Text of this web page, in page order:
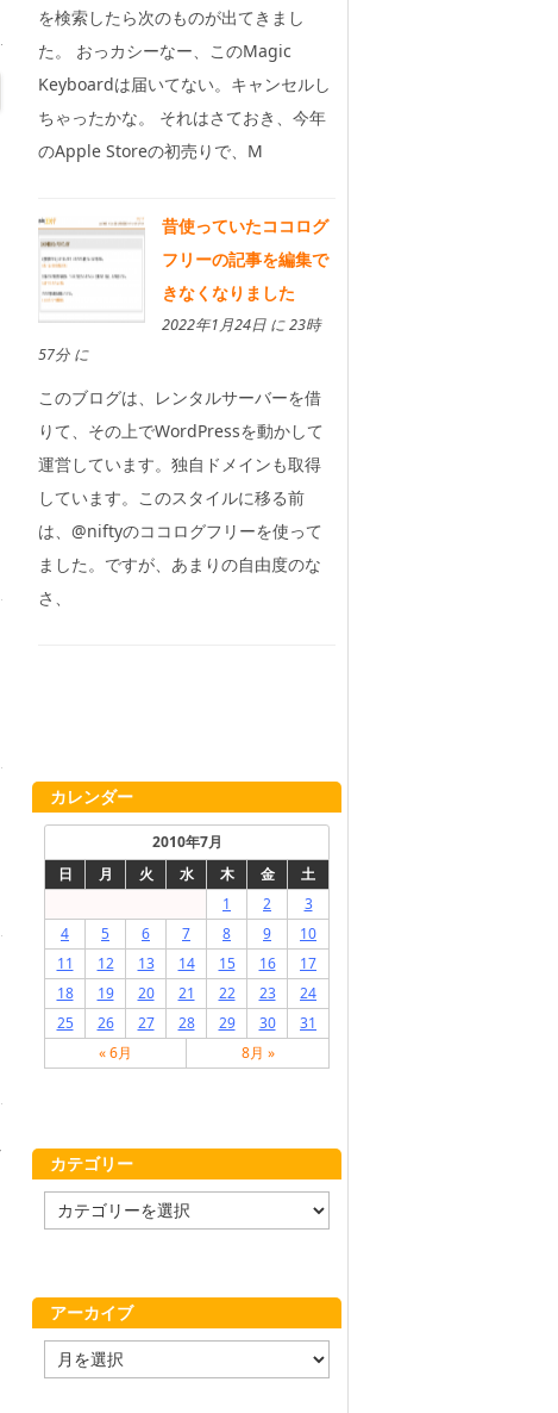
を検索したら次のものが出てきまし
た。 おっカシーなー、このMagic
Keyboardは届いてない。キャンセルし
ちゃったかな。 それはさておき、今年
のApple Storeの初売りで、M
昔使っていたココログ
フリーの記事を編集で
きなくなりました
2022年1月24日 に 23時
57分 に
このブログは、レンタルサーバーを借
りて、その上でWordPressを動かして
運営しています。独自ドメインも取得
しています。このスタイルに移る前
は、@niftyのココログフリーを使って
ました。ですが、あまりの自由度のな
さ、
カレンダー
2010年7月
日
月 火 水 木 金
土
1
2
3
4
5 6 7 8 9
10
11
12 13 14 15 16
17
18
19 20 21 22 23
24
25
26 27 28 29 30
31
« 6月
8月 »
カテゴリー
テ
ー
アーカイブ
ー